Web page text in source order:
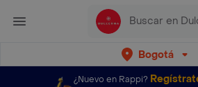
Bogotá
¿Nuevo en Rappi?